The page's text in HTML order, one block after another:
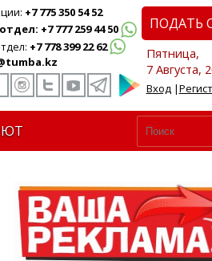
+7 775 350 54 52
+7 777 259 44 50
+7 778 399 22 62
ПОДАТЬ
Пятница,
7 Августа,
Вход|